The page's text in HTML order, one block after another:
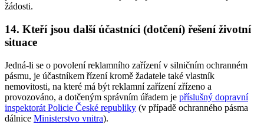
žádosti.
14. Kteří jsou další účastníci (dotčení) řešení životní
situace
Jedná-li se o povolení reklamního zařízení v silničním ochranném
pásmu, je účastníkem řízení kromě žadatele také vlastník
nemovitosti, na které má být reklamní zařízení zřízeno a
provozováno, a dotčeným správním úřadem je příslušný dopravní
inspektorát Policie České republiky (v případě ochranného pásma
dálnice Ministerstvo vnitra).